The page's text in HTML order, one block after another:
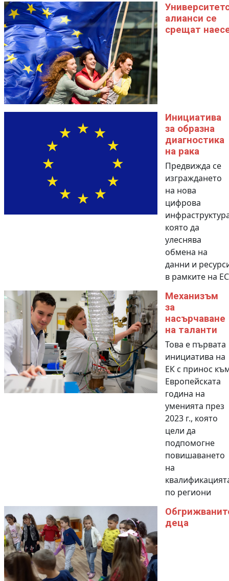
алианси се
срещат
Инициатива
за образна
диагностика
на рака
Предвижда се
изграждането
на нова
цифрова
която да
улеснява
обмена на
данни и
в рамките на ЕС
Механизъм
за
насърчаване
на таланти
Това е първата
инициатива на
ЕК с принос
Европейската
година на
уменията през
2023 г., която
цели да
подпомогне
повишаването
на
по региони
деца